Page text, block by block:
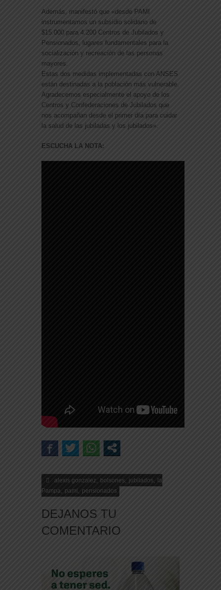
Además, manifestó que «desde PAMI
instrumentamos un subsidio solidario de
$15.000 para 4.200 Centros de Jubilados y
Pensionados, lugares fundamentales para la
socialización y recreación de las personas
mayores.
Estas dos medidas implementadas con ANSES
están destinadas a la población más vulnerable.
Agradecemos especialmente el apoyo de los
Centros y Confederaciones de Jubilados que
nos acompañan desde el primer día para cuidar
la salud de las jubiladas y los jubilados».
ESCUCHA LA NOTA:
alexis gonzalez, bolsones, jubilados,
la
Pampa, pami, pensionados
DEJANOS TU
COMENTARIO